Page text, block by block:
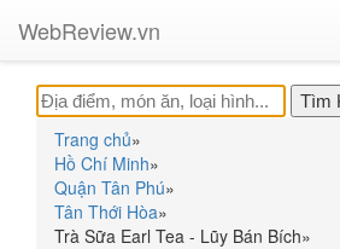
WebReview.vn
Trang chủ»
Hồ Chí Minh»
Quận Tân Phú»
Tân Thới Hòa»
Trà Sữa Earl Tea - Lũy Bán Bích»